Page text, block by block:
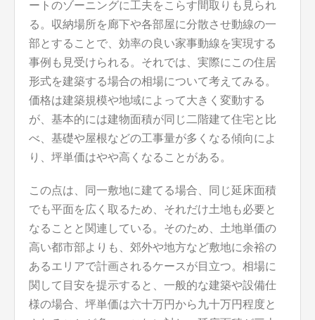
ートのゾーニングに工夫をこらす間取りも見られ
る。収納場所を廊下や各部屋に分散させ動線の一
部とすることで、効率の良い家事動線を実現する
事例も見受けられる。それでは、実際にこの住居
形式を建築する場合の相場について考えてみる。
価格は建築規模や地域によって大きく変動する
が、基本的には建物面積が同じ二階建て住宅と比
べ、基礎や屋根などの工事量が多くなる傾向によ
り、坪単価はやや高くなることがある。
この点は、同一敷地に建てる場合、同じ延床面積
でも平面を広く取るため、それだけ土地も必要と
なることと関連している。そのため、土地単価の
高い都市部よりも、郊外や地方など敷地に余裕の
あるエリアで計画されるケースが目立つ。相場に
関して目安を提示すると、一般的な建築や設備仕
様の場合、坪単価は六十万円から九十万円程度と